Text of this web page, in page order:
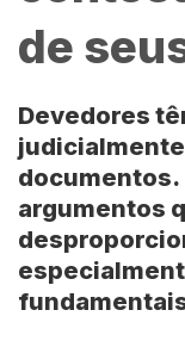
de
Devedores
documentos.
argumentos